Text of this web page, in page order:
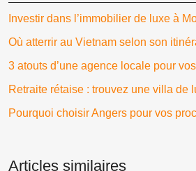
Investir dans l’immobilier de luxe à
Où atterrir au Vietnam selon son
3 atouts d’une agence locale pour
Retraite rétaise : trouvez une villa de
Pourquoi choisir Angers pour vos
Articles similaires